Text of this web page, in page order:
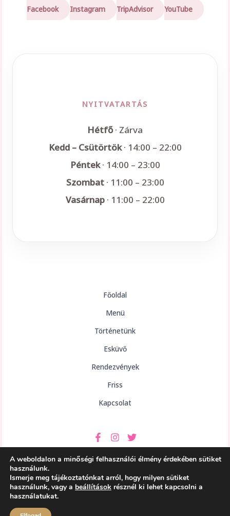
Facebook Instagram TripAdvisor YouTube
NYITVATARTÁS
Hétfő· Zárva
Kedd – Csütörtök· 14:00 – 22:00
Péntek· 14:00 – 23:00
Szombat· 11:00 – 23:00
Vasárnap· 11:00 – 22:00
Főoldal
Menü
Történetünk
Esküvő
Rendezvények
Friss
Kapcsolat
Copyright © 2026 aHely Étterem
A weboldalon a minőségi felhasználói élmény érdekében sütiket
használunk.
Ismerje meg tájékoztatónkat arról, hogy milyen sütiket
használunk, vagy a beállítások résznél ki lehet kapcsolni a
használatukat.